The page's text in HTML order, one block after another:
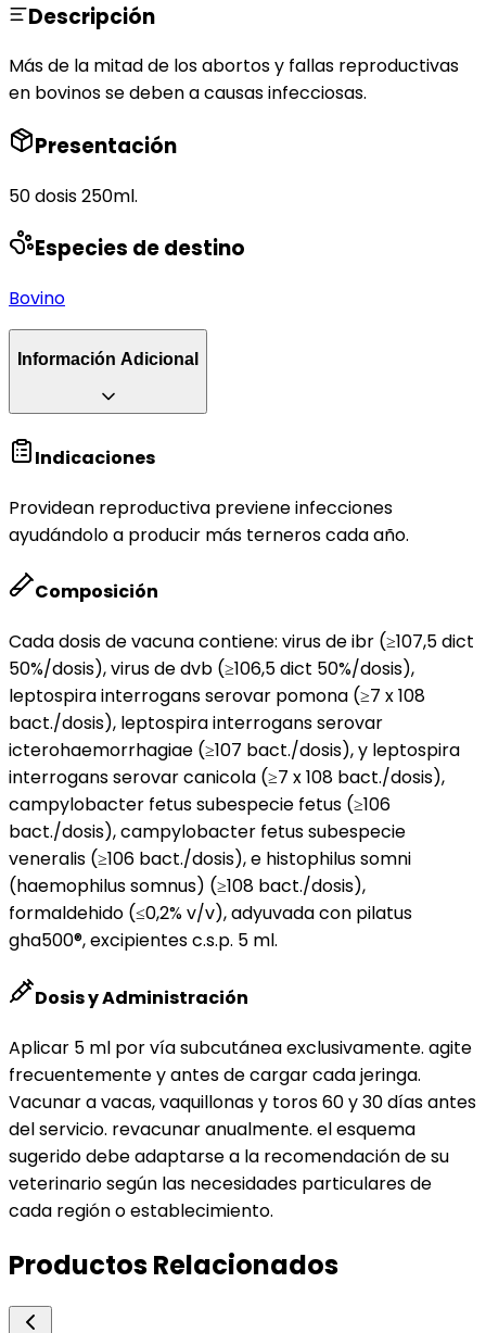
Descripción
Más de la mitad de los abortos y fallas reproductivas
en bovinos se deben a causas infecciosas.
Presentación
50 dosis 250ml.
Especies de destino
Bovino
Información Adicional
Indicaciones
Providean reproductiva previene infecciones
ayudándolo a producir más terneros cada año.
Composición
Cada dosis de vacuna contiene: virus de ibr (≥107,5 dict
50%/dosis), virus de dvb (≥106,5 dict 50%/dosis),
leptospira interrogans serovar pomona (≥7 x 108
bact./dosis), leptospira interrogans serovar
icterohaemorrhagiae (≥107 bact./dosis), y leptospira
interrogans serovar canicola (≥7 x 108 bact./dosis),
campylobacter fetus subespecie fetus (≥106
bact./dosis), campylobacter fetus subespecie
veneralis (≥106 bact./dosis), e histophilus somni
(haemophilus somnus) (≥108 bact./dosis),
formaldehido (≤0,2% v/v), adyuvada con pilatus
gha500®, excipientes c.s.p. 5 ml.
Dosis y Administración
Aplicar 5 ml por vía subcutánea exclusivamente. agite
frecuentemente y antes de cargar cada jeringa.
Vacunar a vacas, vaquillonas y toros 60 y 30 días antes
del servicio. revacunar anualmente. el esquema
sugerido debe adaptarse a la recomendación de su
veterinario según las necesidades particulares de
cada región o establecimiento.
Productos Relacionados